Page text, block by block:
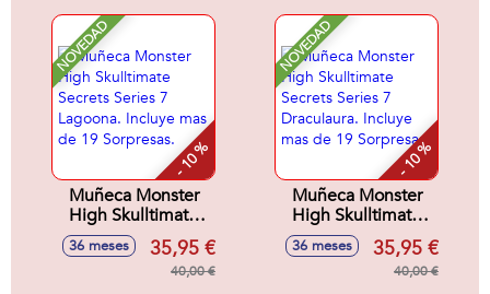
NOVEDAD
- 10 %
Muñeca Monster
High Skulltimate
Secrets Series 7
Lagoona. Incluye
mas de 19
36 meses 35,95 €
40,00 €
NOVEDAD
- 10 %
Muñeca Monster
High Skulltimate
Secrets Series 7
Draculaura. Incluye
mas de 19
36 meses 35,95 €
40,00 €